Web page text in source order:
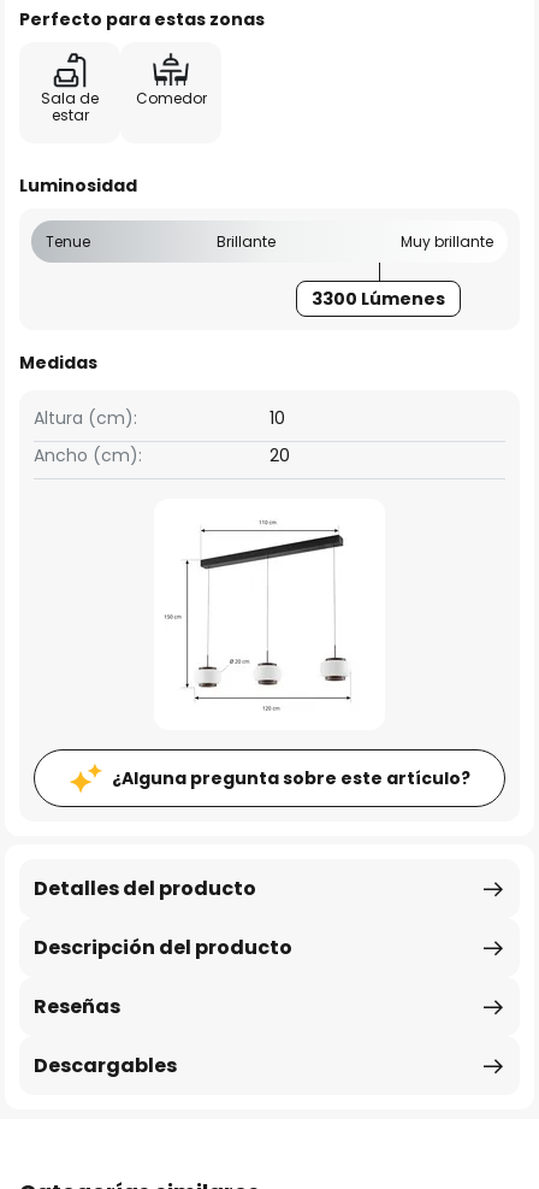
Perfecto para estas zonas
Sala de
estar
Comedor
Luminosidad
Tenue Brillante Muy brillante
3300 Lúmenes
Medidas
Ancho (cm): 20
Altura (cm): 10
¿Alguna pregunta sobre este artículo?
Descripción del producto
Detalles del producto
Reseñas
Descargables